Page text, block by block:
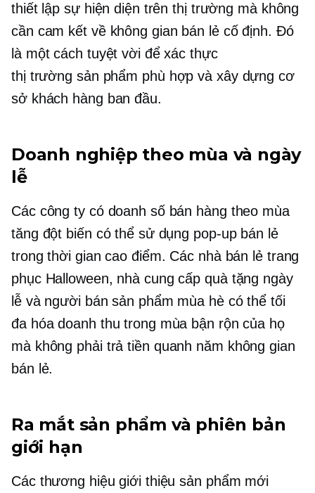
thiết lập sự hiện diện trên thị trường mà không
cần cam kết về không gian bán lẻ cố định. Đó
là một cách tuyệt vời để xác thực
thị trường sản phẩm phù hợp và xây dựng cơ
sở khách hàng ban đầu.
Doanh nghiệp theo mùa và ngày
lễ
Các công ty có doanh số bán hàng theo mùa
tăng đột biến có thể sử dụng pop-upbán lẻ
trong thời gian cao điểm. Các nhà bán lẻ trang
phục Halloween, nhà cung cấp quà tặng ngày
lễ và người bán sản phẩm mùa hè có thể tối
đa hóa doanh thu trong mùa bận rộn của họ
mà không phải trả tiền quanh năm không gian
bán lẻ.
Ra mắt sản phẩm và phiên bản
giới hạn
Các thương hiệu giới thiệu sản phẩm mới